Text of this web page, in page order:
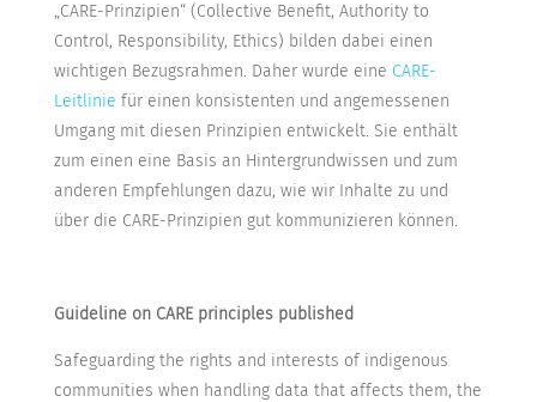
„CARE-Prinzipien“ (Collective Benefit, Authority to
Control, Responsibility, Ethics) bilden dabei einen
wichtigen Bezugsrahmen. Daher wurde eine CARE-
Leitlinie für einen konsistenten und angemessenen
Umgang mit diesen Prinzipien entwickelt. Sie enthält
zum einen eine Basis an Hintergrundwissen und zum
anderen Empfehlungen dazu, wie wir Inhalte zu und
über die CARE-Prinzipien gut kommunizieren können.
Guideline on CARE principles published
Safeguarding the rights and interests of indigenous
communities when handling data that affects them, the